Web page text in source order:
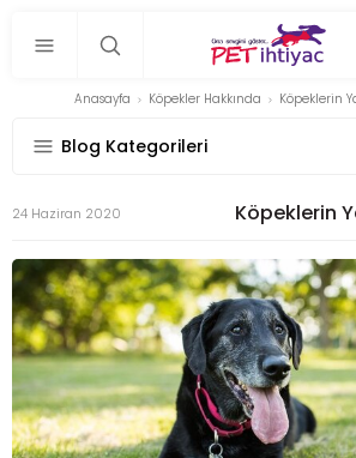
Anasayfa Köpekler Hakkında Köpeklerin
Blog Kategorileri
Köpeklerin
24 Haziran 2020